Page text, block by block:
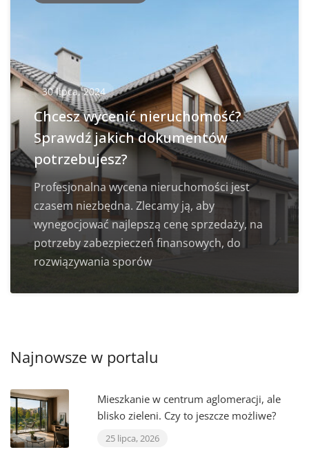
30 lipca, 2024
Chcesz wycenić nieruchomość?
Sprawdź jakich dokumentów
potrzebujesz?
Profesjonalna wycena nieruchomości jest
czasem niezbędna. Zlecamy ją, aby
wynegocjować najlepszą cenę sprzedaży, na
potrzeby zabezpieczeń finansowych, do
rozwiązywania sporów
Najnowsze w portalu
Mieszkanie w centrum aglomeracji, ale
blisko zieleni. Czy to jeszcze możliwe?
25 lipca, 2026